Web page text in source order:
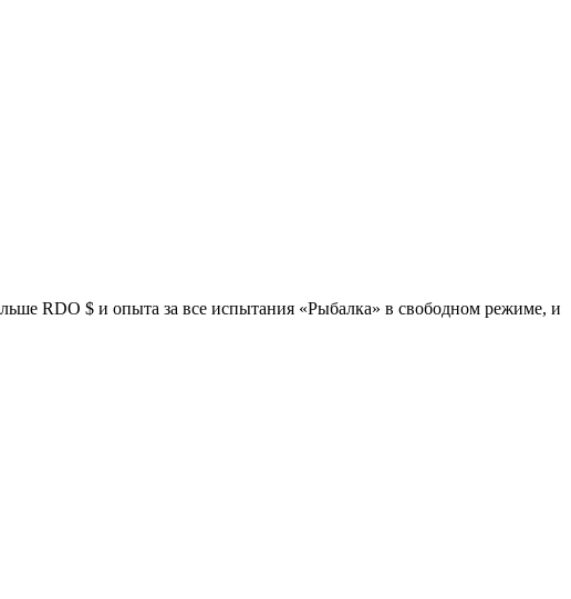
RDO $ и опыта за все испытания «Рыбалка» в свободном режиме, и